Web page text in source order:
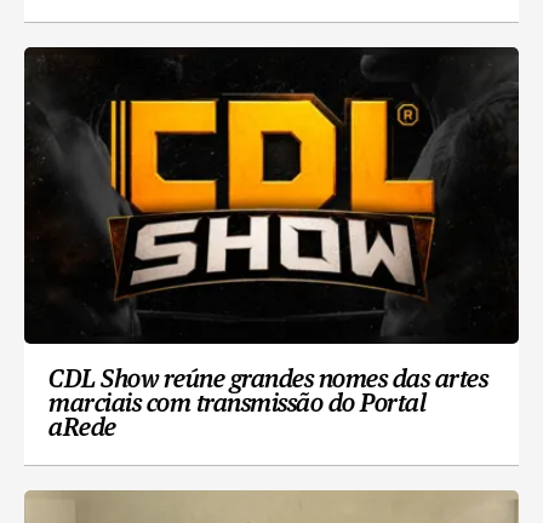
CDL Show reúne grandes nomes das artes
marciais com transmissão do Portal
aRede